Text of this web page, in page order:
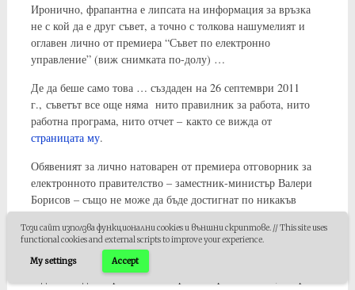
Този сайт използва функционални cookies и външни скриптове. // This site uses
functional cookies and external scripts to improve your experience.
My settings Accept
Иронично, фрапантна е липсата на информация за връзка
не с кой да е друг съвет, а точно с толкова нашумелият и
оглавен лично от премиера “Съвет по електронно
управление” (виж снимката по-долу) …
Де да беше само това … създаден на 26 септември 2011
г., съветът все още няма нито правилник за работа, нито
работна програма, нито отчет – както се вижда от
страницата му.
Обявеният за лично натоварен от премиера отговорник за
електронното правителство – заместник-министър Валери
Борисов – също не може да бъде достигнат по никакъв
начин, както се вижда внеговата страницав
Министерството на транспорта, информационните
технологии и съобщенията.
Задава се едно страхотно електронно правителство, направо